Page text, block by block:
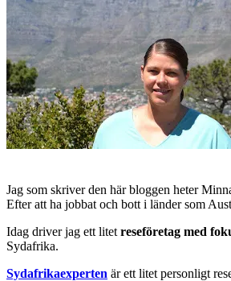
Jag som skriver den här bloggen heter
Efter att ha jobbat och bott i länder som
Idag driver jag ett litet reseföretag med
Sydafrika.
Sydafrikaexperten är ett litet personligt